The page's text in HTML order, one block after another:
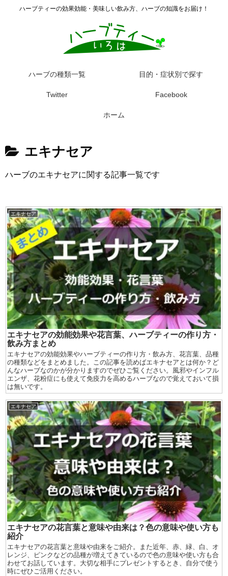
ハーブティーの効果効能・美味しい飲み方、ハーブの知識をお届け！
ハーブの種類一覧 目的・症状別で探す
Twitter Facebook
ホーム
エキナセア
ハーブのエキナセアに関する記事一覧です
エキナセア
エキナセアの効能効果や花言葉、ハーブティーの作り方・
飲み方まとめ
エキナセアの効能効果やハーブティーの作り方・飲み方、花言葉、品種
の種類などをまとめました。この記事を読めばエキナセアとは何か？ど
んなハーブなのかが分かりますのでぜひご覧ください。風邪やインフル
エンザ、花粉症にも使えて免疫力を高めるハーブなので覚えておいて損
は無いです。
エキナセア
エキナセアの花言葉と意味や由来は？色の意味や使い方も
紹介
エキナセアの花言葉と意味や由来をご紹介。また近年、赤、緑、白、オ
レンジ、ピンクなどの品種が増えてきているので色の意味や使い方も合
わせてお話しています。大切な相手にプレゼントするとき、自分で使う
時にぜひご活用ください。